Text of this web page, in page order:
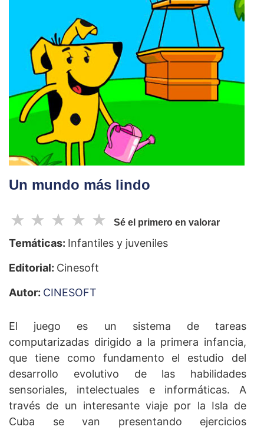
Un mundo más lindo
☆
☆
☆
☆
☆ Sé el primero en valorar
Temáticas: Infantiles y juveniles
Editorial: Cinesoft
Autor: CINESOFT
El juego es un sistema de tareas
computarizadas dirigido a la primera infancia,
que tiene como fundamento el estudio del
desarrollo evolutivo de las habilidades
sensoriales, intelectuales e informáticas. A
través de un interesante viaje por la Isla de
Cuba se van presentando ejercicios